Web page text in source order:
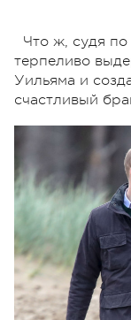
Что ж, судя по
терпеливо
Уильяма и
счастливый